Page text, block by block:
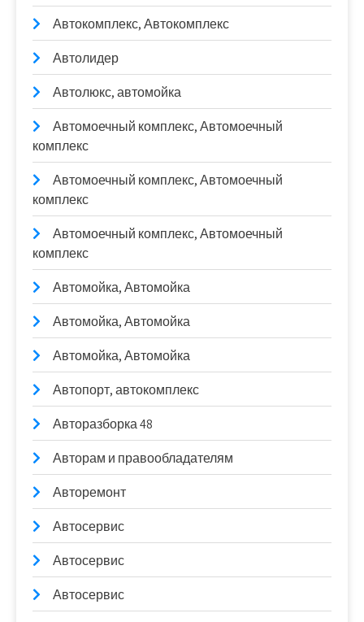
Автокомплекс, Автокомплекс
Автолидер
Автолюкс, автомойка
Автомоечный комплекс, Автомоечный
комплекс
Автомоечный комплекс, Автомоечный
комплекс
Автомоечный комплекс, Автомоечный
комплекс
Автомойка, Автомойка
Автомойка, Автомойка
Автомойка, Автомойка
Автопорт, автокомплекс
Авторазборка 48
Авторам и правообладателям
Авторемонт
Автосервис
Автосервис
Автосервис